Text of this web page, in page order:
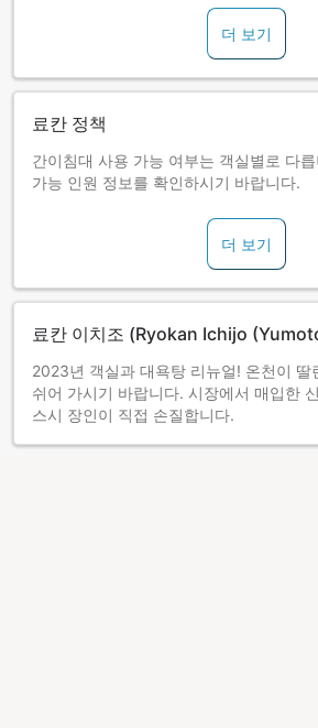
더 보기
료칸 정책
간이침대 사용 가능 여부는 객실별로 다
가능 인원 정보를 확인하시기 바랍니다.
더 보기
료칸 이치조 (Ryokan Ichijo
2023년 객실과 대욕탕 리뉴얼! 온천이 딸
쉬어 가시기 바랍니다. 시장에서 매입한
스시 장인이 직접 손질합니다.